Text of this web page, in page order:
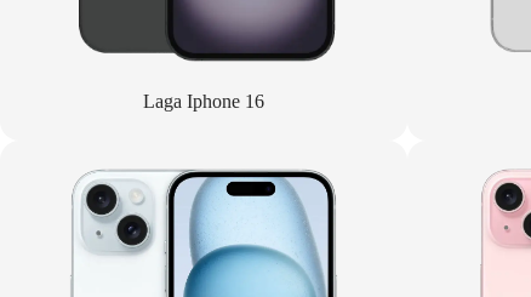
Laga Iphone 16